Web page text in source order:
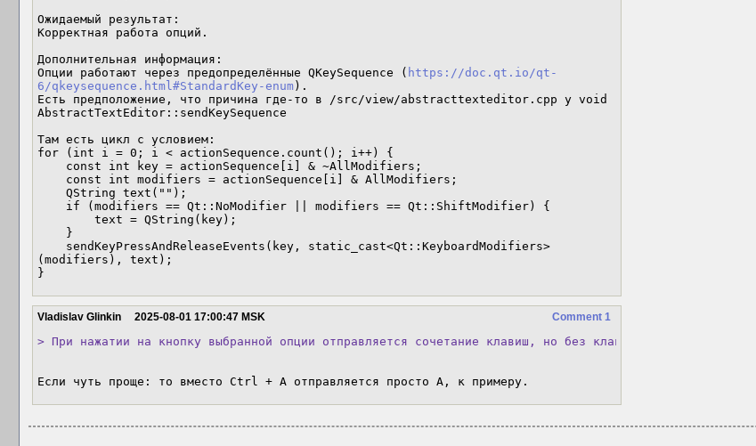
Ожидаемый результат:
Корректная работа опций.
Дополнительная информация:
Опции работают через предопределённые QKeySequence ( https://doc.qt.io/qt-
6/qkeysequence.html#StandardKey-enum ).
Есть предположение, что причина где-то в /src/view/abstracttexteditor.cpp у void
AbstractTextEditor::sendKeySequence
Там есть цикл с условием:
for (int i = 0; i < actionSequence.count(); i++) {
(modifiers), text);
}
Comment 1
Vladislav Glinkin 2025-08-01 17:00:47 MSK
> При нажатии на кнопку выбранной опции отправляется сочетание клавиш, но без клавиши-
Если чуть проще: то вместо Ctrl + A отправляется просто A, к примеру.